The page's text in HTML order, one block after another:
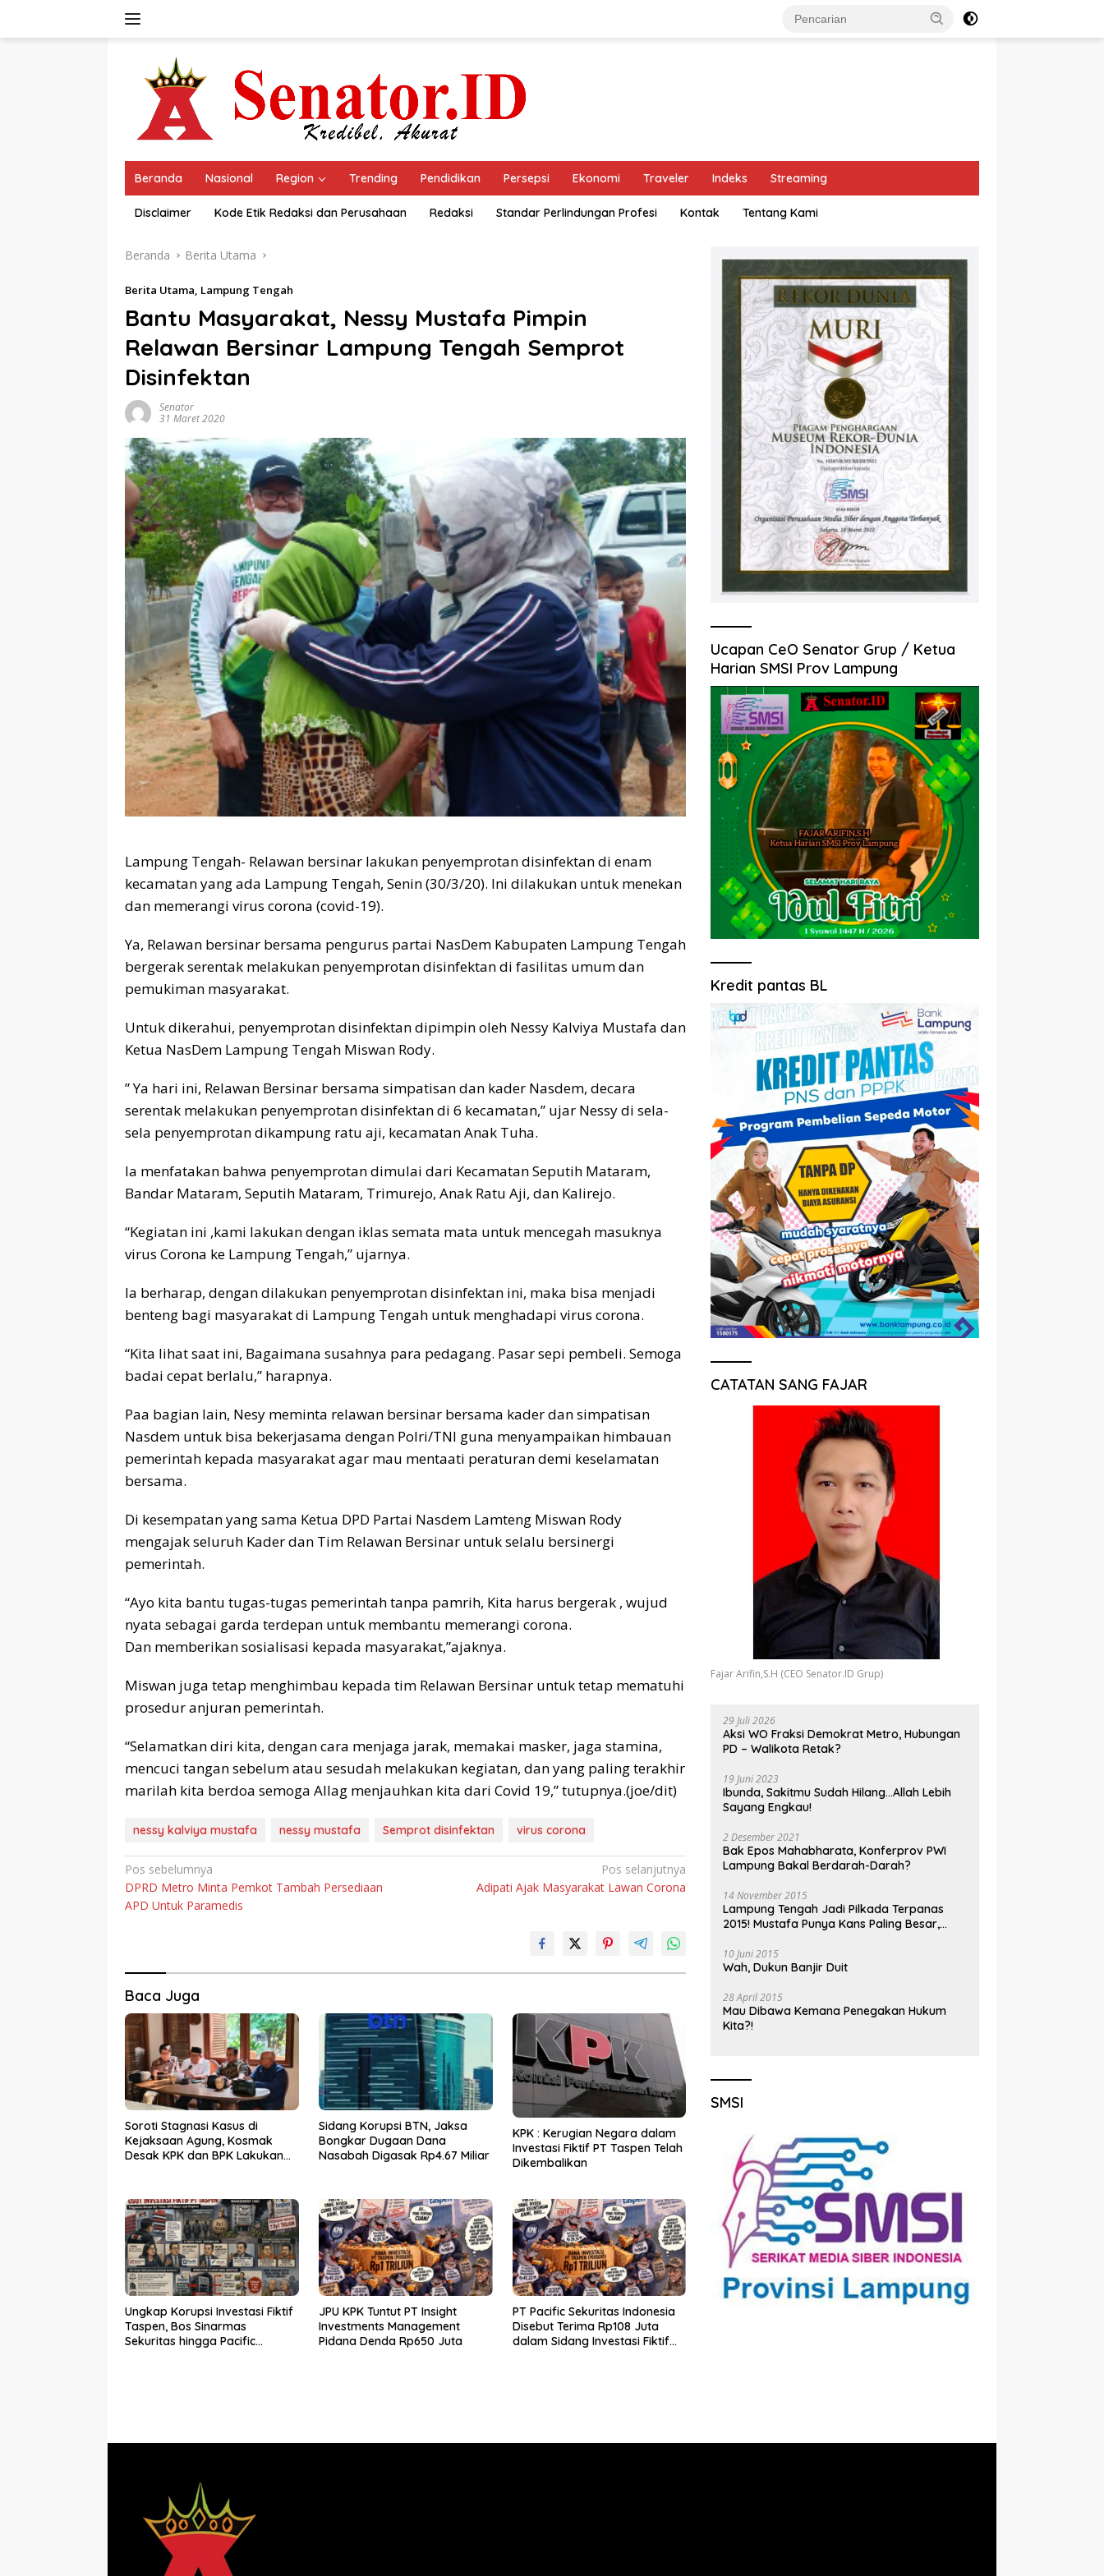
Beranda Nasional Region Trending Pendidikan Persepsi Ekonomi Traveler Indeks Streaming
Disclaimer Kode Etik Redaksi dan Perusahaan Redaksi Standar Perlindungan Profesi Kontak Tentang Kami
Beranda Berita Utama
Berita Utama, Lampung Tengah
Bantu Masyarakat, Nessy Mustafa Pimpin
Relawan Bersinar Lampung Tengah Semprot
Disinfektan
Senator
31 Maret 2020
Lampung Tengah- Relawan bersinar lakukan penyemprotan disinfektan di enam
kecamatan yang ada Lampung Tengah, Senin (30/3/20). Ini dilakukan untuk menekan
dan memerangi virus corona (covid-19).
Ya, Relawan bersinar bersama pengurus partai NasDem Kabupaten Lampung Tengah
bergerak serentak melakukan penyemprotan disinfektan di fasilitas umum dan
pemukiman masyarakat.
Untuk dikerahui, penyemprotan disinfektan dipimpin oleh Nessy Kalviya Mustafa dan
Ketua NasDem Lampung Tengah Miswan Rody.
” Ya hari ini, Relawan Bersinar bersama simpatisan dan kader Nasdem, decara
serentak melakukan penyemprotan disinfektan di 6 kecamatan,” ujar Nessy di sela-
sela penyemprotan dikampung ratu aji, kecamatan Anak Tuha.
Ia menfatakan bahwa penyemprotan dimulai dari Kecamatan Seputih Mataram,
Bandar Mataram, Seputih Mataram, Trimurejo, Anak Ratu Aji, dan Kalirejo.
“Kegiatan ini ,kami lakukan dengan iklas semata mata untuk mencegah masuknya
virus Corona ke Lampung Tengah,” ujarnya.
Ia berharap, dengan dilakukan penyemprotan disinfektan ini, maka bisa menjadi
benteng bagi masyarakat di Lampung Tengah untuk menghadapi virus corona.
“Kita lihat saat ini, Bagaimana susahnya para pedagang. Pasar sepi pembeli. Semoga
badai cepat berlalu,” harapnya.
Paa bagian lain, Nesy meminta relawan bersinar bersama kader dan simpatisan
Nasdem untuk bisa bekerjasama dengan Polri/TNI guna menyampaikan himbauan
pemerintah kepada masyarakat agar mau mentaati peraturan demi keselamatan
bersama.
Di kesempatan yang sama Ketua DPD Partai Nasdem Lamteng Miswan Rody
mengajak seluruh Kader dan Tim Relawan Bersinar untuk selalu bersinergi
pemerintah.
“Ayo kita bantu tugas-tugas pemerintah tanpa pamrih, Kita harus bergerak , wujud
nyata sebagai garda terdepan untuk membantu memerangi corona.
Dan memberikan sosialisasi kepada masyarakat,”ajaknya.
Miswan juga tetap menghimbau kepada tim Relawan Bersinar untuk tetap mematuhi
prosedur anjuran pemerintah.
“Selamatkan diri kita, dengan cara menjaga jarak, memakai masker, jaga stamina,
mencuci tangan sebelum atau sesudah melakukan kegiatan, dan yang paling terakhir
marilah kita berdoa semoga Allag menjauhkan kita dari Covid 19,” tutupnya.(joe/dit)
nessy kalviya mustafa nessy mustafa Semprot disinfektan virus corona
Navigasi
pos
Pos sebelumnya
DPRD Metro Minta Pemkot Tambah Persediaan
APD Untuk Paramedis
Pos selanjutnya
Adipati Ajak Masyarakat Lawan Corona
Baca Juga
Soroti Stagnasi Kasus di
Kejaksaan Agung, Kosmak
Desak KPK dan BPK Lakukan
Sidang Korupsi BTN, Jaksa
Bongkar Dugaan Dana
Nasabah Digasak Rp4.67 Miliar
KPK : Kerugian Negara dalam
Investasi Fiktif PT Taspen Telah
Dikembalikan
Ungkap Korupsi Investasi Fiktif
Taspen, Bos Sinarmas
Sekuritas hingga Pacific
JPU KPK Tuntut PT Insight
Investments Management
Pidana Denda Rp650 Juta
PT Pacific Sekuritas Indonesia
Disebut Terima Rp108 Juta
dalam Sidang Investasi Fiktif
Ucapan CeO Senator Grup / Ketua
Harian SMSI Prov Lampung
Kredit pantas BL
CATATAN SANG FAJAR
Fajar Arifin,S.H (CEO Senator.ID Grup)
29 Juli 2026
Aksi WO Fraksi Demokrat Metro, Hubungan
PD – Walikota Retak?
19 Juni 2023
Ibunda, Sakitmu Sudah Hilang…Allah Lebih
Sayang Engkau!
2 Desember 2021
Bak Epos Mahabharata, Konferprov PWI
Lampung Bakal Berdarah-Darah?
14 November 2015
Lampung Tengah Jadi Pilkada Terpanas
2015! Mustafa Punya Kans Paling Besar,
10 Juni 2015
Wah, Dukun Banjir Duit
28 April 2015
Mau Dibawa Kemana Penegakan Hukum
Kita?!
SMSI